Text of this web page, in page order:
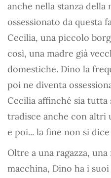
anche nella stanza della
ossessionato da questa
Cecilia, una piccolo
così, una madre già
domestiche. Dino la
poi ne diventa
Cecilia affinché sia tutta
tradisce anche con altri
e poi... la fine non si
Oltre a una ragazza,
macchina, Dino ha i